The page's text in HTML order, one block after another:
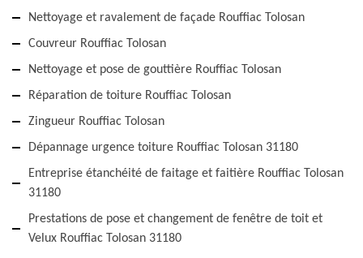
Nettoyage et ravalement de façade Rouffiac Tolosan
Couvreur Rouffiac Tolosan
Nettoyage et pose de gouttière Rouffiac Tolosan
Réparation de toiture Rouffiac Tolosan
Zingueur Rouffiac Tolosan
Dépannage urgence toiture Rouffiac Tolosan 31180
Entreprise étanchéité de faitage et faitière Rouffiac Tolosan
31180
Prestations de pose et changement de fenêtre de toit et
Velux Rouffiac Tolosan 31180